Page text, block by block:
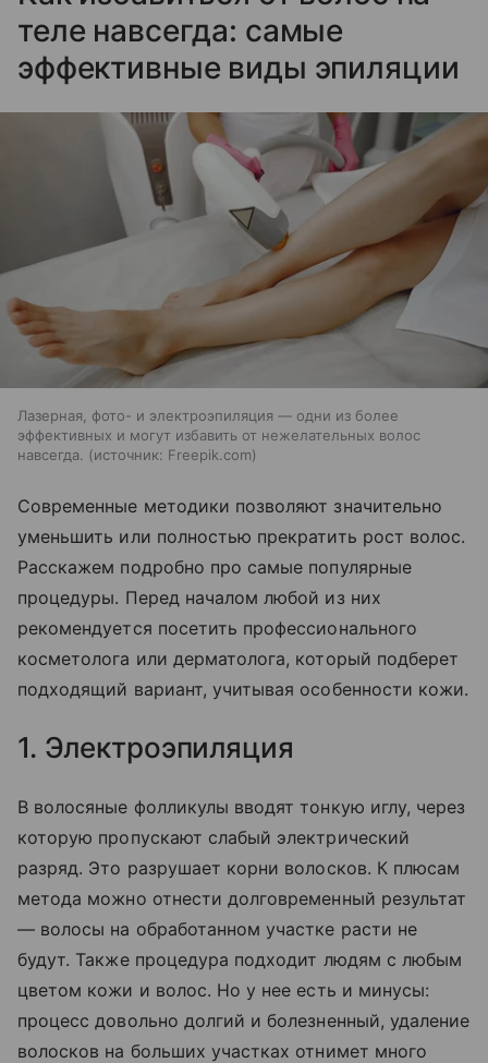
теле навсегда: самые
эффективные виды эпиляции
Лазерная, фото- и электроэпиляция — одни из более
эффективных и могут избавить от нежелательных волос
навсегда.
источник: Freepik.com
Современные методики позволяют значительно
уменьшить или полностью прекратить рост волос.
Расскажем подробно про самые популярные
процедуры. Перед началом любой из них
рекомендуется посетить профессионального
косметолога или дерматолога, который подберет
подходящий вариант, учитывая особенности кожи.
1. Электроэпиляция
В волосяные фолликулы вводят тонкую иглу, через
которую пропускают слабый электрический
разряд. Это разрушает корни волосков. К плюсам
метода можно отнести долговременный результат
— волосы на обработанном участке расти не
будут. Также процедура подходит людям с любым
цветом кожи и волос. Но у нее есть и минусы:
процесс довольно долгий и болезненный, удаление
волосков на больших участках отнимет много